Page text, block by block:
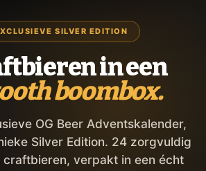
SILVER EDITION
in een
boombox.
OG Beer Adventskalender,
Silver Edition. 24 zorgvuldig
verpakt in een écht